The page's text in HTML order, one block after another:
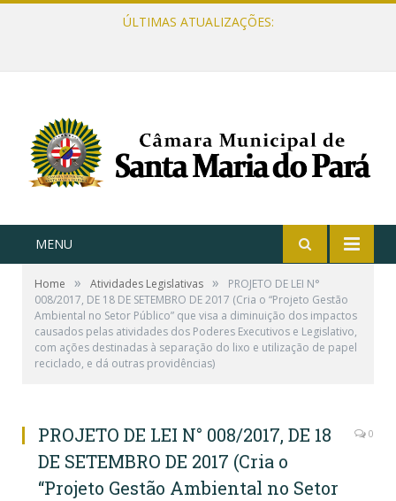
ÚLTIMAS ATUALIZAÇÕES:
MENU
Home » Atividades Legislativas »
PROJETO DE LEI N°
008/2017, DE 18 DE SETEMBRO DE 2017 (Cria o “Projeto Gestão
Ambiental no Setor Público” que visa a diminuição dos impactos
causados pelas atividades dos Poderes Executivos e Legislativo,
com ações destinadas à separação do lixo e utilização de papel
reciclado, e dá outras providências)
PROJETO DE LEI N° 008/2017, DE 18
DE SETEMBRO DE 2017 (Cria o
“Projeto Gestão Ambiental no Setor
0